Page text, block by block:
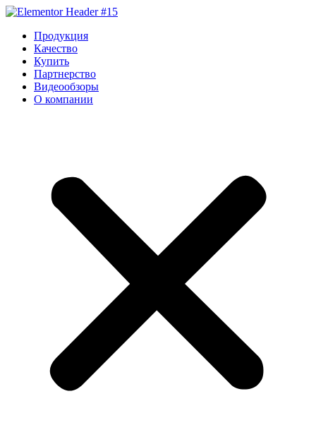
Перейти
содержимому
Продукция
Качество
Купить
Партнерство
Видеообзоры
О компании